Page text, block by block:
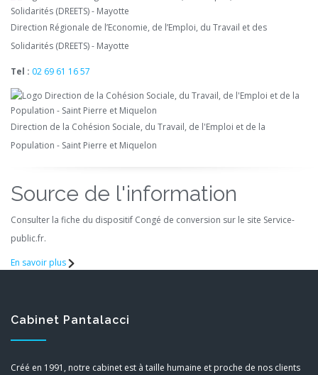
Direction Régionale de l’Economie, de l’Emploi, du Travail et des
Solidarités (DREETS) - Mayotte
Tel : 02 69 61 16 57
Direction de la Cohésion Sociale, du Travail, de l'Emploi et de la
Population - Saint Pierre et Miquelon
Source de l'information
Consulter la fiche du dispositif Congé de conversion sur le site Service-
public.fr.
En savoir plus
Cabinet Pantalacci
Créé en 1991, notre cabinet est à taille humaine et proche de nos clients